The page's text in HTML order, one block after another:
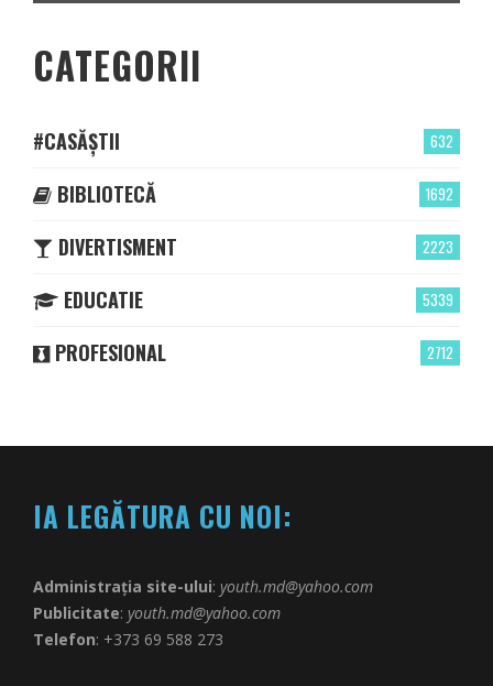
CATEGORII
632
#CASĂȘTII
1692
BIBLIOTECĂ
2223
DIVERTISMENT
5339
EDUCATIE
2712
PROFESIONAL
IA LEGĂTURA CU NOI:
Administrația site-ului: youth.md@yahoo.com
Publicitate: youth.md@yahoo.com
Telefon: +373 69 588 273